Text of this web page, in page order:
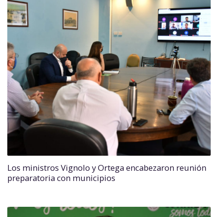
Los ministros Vignolo y Ortega encabezaron reunión
preparatoria con municipios